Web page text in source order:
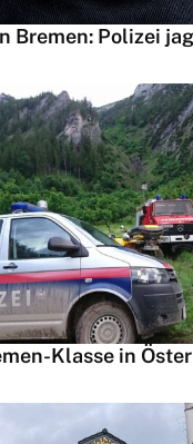
Bremen: Polizei
Klasse in